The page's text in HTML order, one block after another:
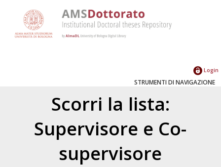
Login
STRUMENTI DI NAVIGAZIONE
Scorri la lista:
Supervisore e Co-
supervisore